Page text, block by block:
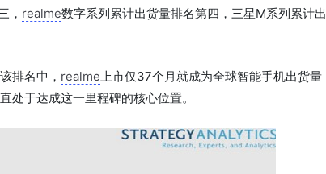
， realme数字系列累计出货量排名第四，三星M系列累计出
排名中， realme 上市仅37个月就成为全球智能手机出货量
处于达成这一里程碑的核心位置。